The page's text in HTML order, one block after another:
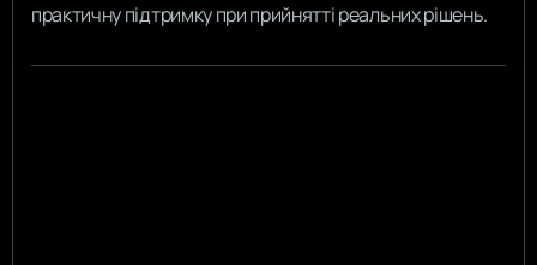
практичну підтримку при прийнятті реальних рішень.